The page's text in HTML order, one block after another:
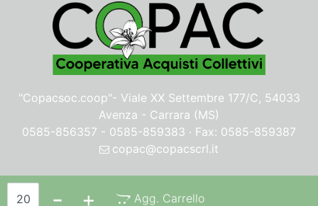
Agg. Carrello
"Copacsoc.coop"- Viale XX Settembre 177/C, 54033
Avenza - Carrara (MS)
0585-856357 - 0585-859383 · Fax: 0585-859387
copac@copacscrl.it